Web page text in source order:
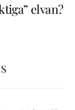
elvan?